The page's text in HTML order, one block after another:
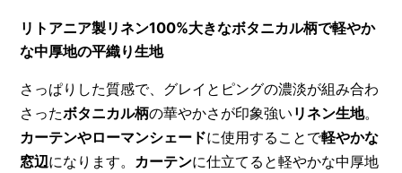
リトアニア製リネン100%大きなボタニカル柄で軽やか
な中厚地の平織り生地
さっぱりした質感で、グレイとピングの濃淡が組み合わ
さったボタニカル柄の華やかさが印象強い リネン生地。
カーテンやローマンシェードに使用することで軽やかな
窓辺になります。 カーテンに仕立てると軽やかな中厚地